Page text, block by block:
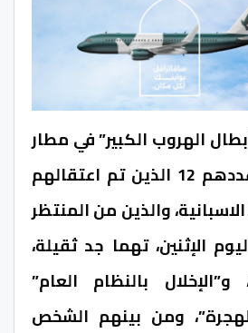
الهروب الكبير” في مطار
بالما مايوركا، وعددهم 12 الذين تم اعتقالهم
والذين من المنتظر
الإثنين، تهما جد ثقيلة،
بالنظام العام”
ومن بينهم الشخص